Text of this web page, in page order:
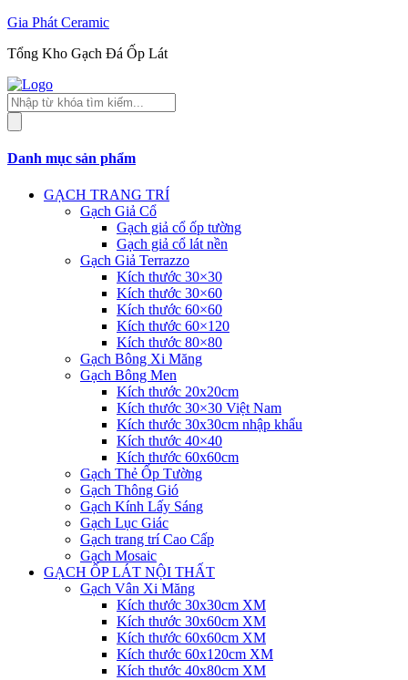
Gia Phát Ceramic
Tổng Kho Gạch Đá Ốp Lát
Tìm
kiếm
sản
Danh mục sản phẩm
GẠCH TRANG TRÍ
Gạch Giả Cổ
Gạch giả cổ ốp tường
Gạch giả cổ lát nền
Gạch Giả Terrazzo
Kích thước 30×30
Kích thước 30×60
Kích thước 60×60
Kích thước 60×120
Kích thước 80×80
Gạch Bông Xi Măng
Gạch Bông Men
Kích thước 20x20cm
Kích thước 30×30 Việt Nam
Kích thước 30x30cm nhập khẩu
Kích thước 40×40
Kích thước 60x60cm
Gạch Thẻ Ốp Tường
Gạch Thông Gió
Gạch Kính Lấy Sáng
Gạch Lục Giác
Gạch trang trí Cao Cấp
Gạch Mosaic
GẠCH ỐP LÁT NỘI THẤT
Gạch Vân Xi Măng
Kích thước 30x30cm XM
Kích thước 30x60cm XM
Kích thước 60x60cm XM
Kích thước 60x120cm XM
Kích thước 40x80cm XM